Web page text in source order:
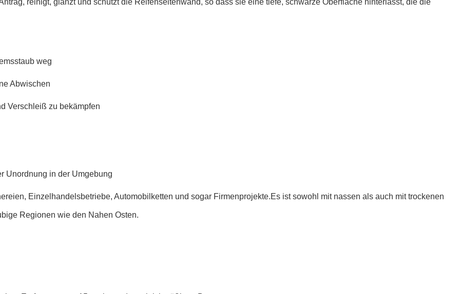
reinigt, glänzt und schützt die Reifenseitenwand, so dass sie eine tiefe, schwarze Oberfläche hinterlässt, die die
weg
Abwischen
Verschleiß zu bekämpfen
Unordnung in der Umgebung
Einzelhandelsbetriebe, Automobilketten und sogar Firmenprojekte.Es ist sowohl mit nassen als auch mit trockenen
Regionen wie den Nahen Osten.